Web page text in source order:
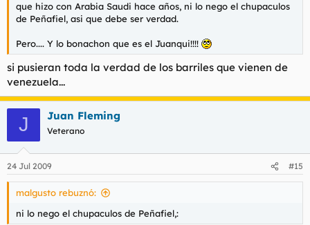
que hizo con Arabia Saudi hace años, ni lo nego el chupaculos
de Peñafiel, asi que debe ser verdad.
Pero.... Y lo bonachon que es el Juanqui!!!!
si pusieran toda la verdad de los barriles que vienen de
venezuela...
J Juan Fleming
Veterano
24 Jul 2009 #15
malgusto rebuznó:
ni lo nego el chupaculos de Peñafiel,: